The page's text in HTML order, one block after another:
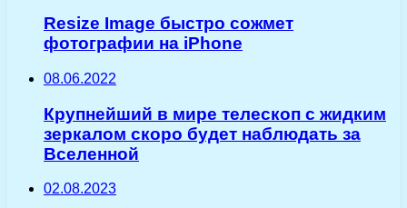
Resize Image быстро сожмет
фотографии на iPhone
08.06.2022
Крупнейший в мире телескоп с жидким
зеркалом скоро будет наблюдать за
Вселенной
02.08.2023